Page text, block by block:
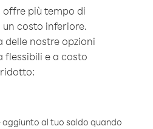
offre più tempo di
costo inferiore.
delle nostre opzioni
flessibili e a costo
ridotto:
aggiunto al tuo saldo quando